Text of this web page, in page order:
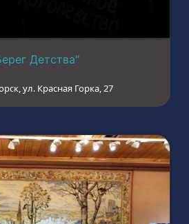
Детства"
ул. Красная Горка, 27